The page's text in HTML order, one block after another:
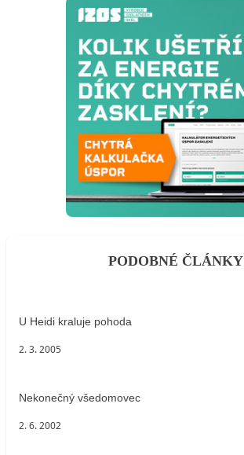
PODOBNÉ ČLÁNKY
U Heidi kraluje pohoda
2. 3. 2005
Nekonečný všedomovec
2. 6. 2002